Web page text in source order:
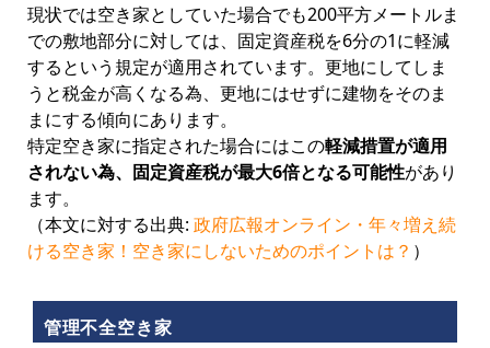
現状では空き家としていた場合でも200平方メートルま
での敷地部分に対しては、固定資産税を6分の1に軽減
するという規定が適用されています。更地にしてしま
うと税金が高くなる為、更地にはせずに建物をそのま
まにする傾向にあります。
特定空き家に指定された場合にはこの軽減措置が適用
されない為、固定資産税が最大6倍となる可能性があり
ます。
（本文に対する出典: 政府広報オンライン・年々増え続
ける空き家！空き家にしないためのポイントは？ ）
管理不全空き家